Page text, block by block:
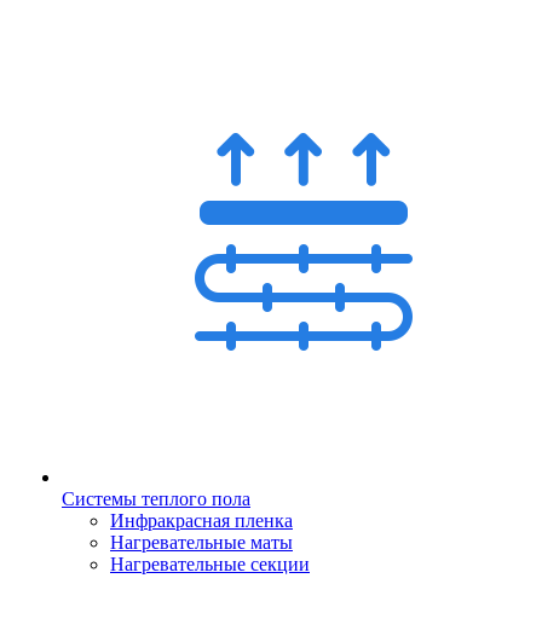
Системы теплого пола
Инфракрасная пленка
Нагревательные маты
Нагревательные секции